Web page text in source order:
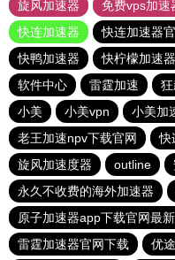
旋风加速器
免费vps加速
快连加速器
快连加速器
快鸭加速器
快柠檬加速器
软件中心
雷霆加速
小美
小美vpn 小美加
老王加速npv下载官网
快
旋风加速度器
outline
永久不收费的海外加速器
原子加速器app下载官网最
雷霆加速器官网下载
优